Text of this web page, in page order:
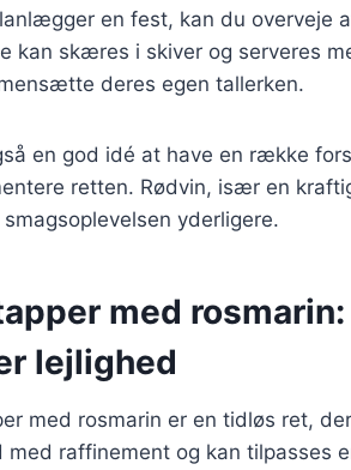
en fest, kan du overveje
kan skæres i skiver og serveres
deres egen tallerken.
en god idé at have en række
retten. Rødvin, især en
yderligere.
med
lejlighed
med rosmarin er en tidløs ret,
med raffinement og kan tilpasses